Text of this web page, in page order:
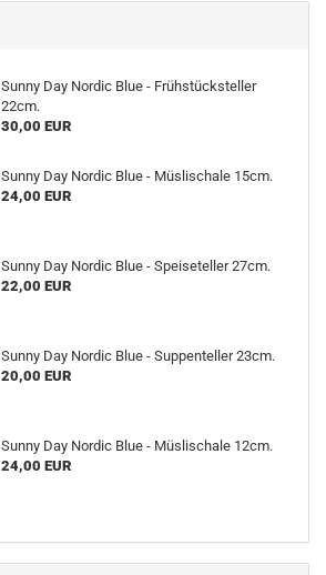
Sunny Day Nordic Blue - Frühstücksteller
22cm.
30,00 EUR
Sunny Day Nordic Blue - Müslischale 15cm.
24,00 EUR
Sunny Day Nordic Blue - Speiseteller 27cm.
22,00 EUR
Sunny Day Nordic Blue - Suppenteller 23cm.
20,00 EUR
Sunny Day Nordic Blue - Müslischale 12cm.
24,00 EUR